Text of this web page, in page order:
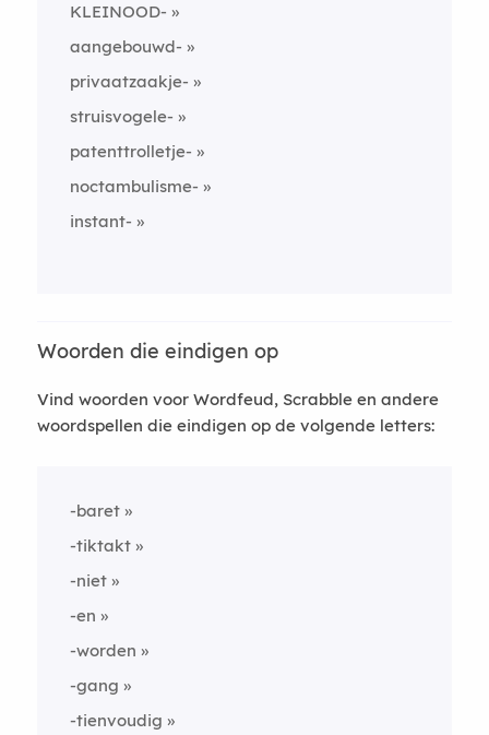
KLEINOOD-
aangebouwd-
privaatzaakje-
struisvogele-
patenttrolletje-
noctambulisme-
instant-
Woorden die eindigen op
Vind woorden voor Wordfeud, Scrabble en andere
woordspellen die eindigen op de volgende letters:
-baret
-tiktakt
-niet
-en
-worden
-gang
-tienvoudig